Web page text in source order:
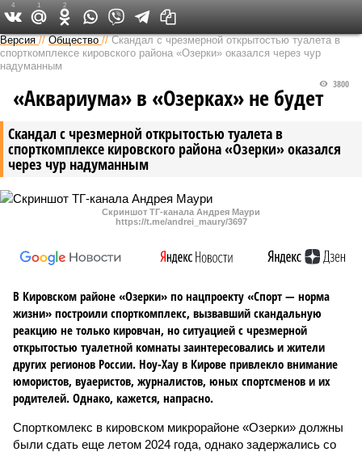
Версия в Кирове
Версия //Общество //Скандал с чрезмерной открытостью туалета в
спорткомплексе кировского района «Озерки» оказался через чур
надуманным
Скандал с чрезмерной открытостью туалета в
спорткомплексе кировского района «Озерки» оказался
через чур надуманным
3800
«Аквариума» в «Озерках» не будет
Скриншот ТГ-канала Андрея Маури
https://t.me/andrei_maury/3697
В Кировском районе «Озерки» по нацпроекту «Спорт — норма
жизни» построили спорткомплекс, вызвавший скандальную
реакцию не только кировчан, но ситуацией с чрезмерной
открытостью туалетной комнаты заинтересовались и жители
других регионов России. Ноу-Хау в Кирове привлекло внимание
юмористов, вуаеристов, журналистов, юных спортсменов и их
родителей. Однако, кажется, напрасно.
Спорткомлекс в кировском микрорайоне «Озерки» должны
были сдать еще летом 2024 года, однако задержались со
4 1 2